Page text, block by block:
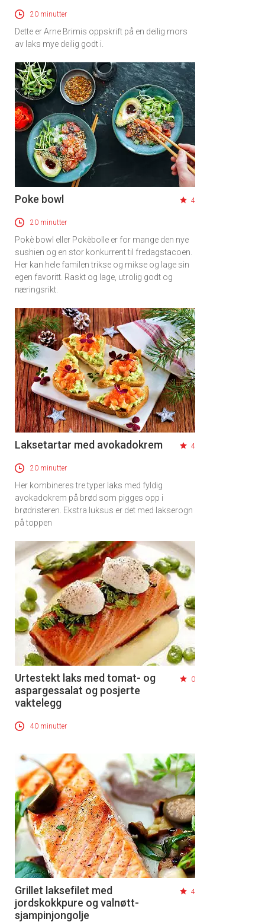
20 minutter
Dette er Arne Brimis oppskrift på en deilig mors
av laks mye deilig godt i.
Poke bowl 4
20 minutter
Pokè bowl eller Pokèbolle er for mange den nye
sushien og en stor konkurrent til fredagstacoen.
Her kan hele familen trikse og mikse og lage sin
egen favoritt. Raskt og lage, utrolig godt og
næringsrikt.
Laksetartar med avokadokrem 4
20 minutter
Her kombineres tre typer laks med fyldig
avokadokrem på brød som pigges opp i
brødristeren. Ekstra luksus er det med lakserogn
på toppen
Urtestekt laks med tomat- og
aspargessalat og posjerte
vaktelegg
0
40 minutter
Grillet laksefilet med
jordskokkpure og valnøtt-
sjampinjongolje
4